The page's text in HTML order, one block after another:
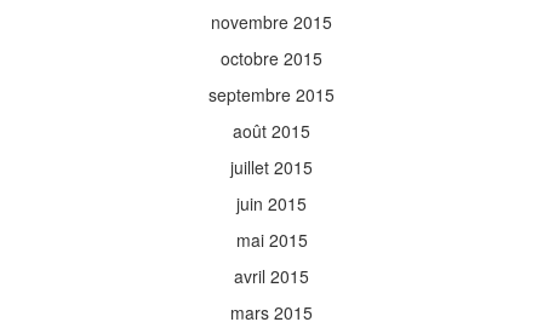
novembre 2015
octobre 2015
septembre 2015
août 2015
juillet 2015
juin 2015
mai 2015
avril 2015
mars 2015